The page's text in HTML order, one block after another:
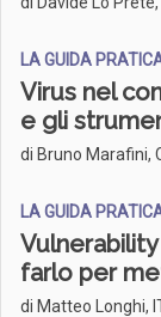
LA GUIDA
Virus nel
e gli
di Bruno Marafini,
LA GUIDA
farlo per
di Matteo Longhi,